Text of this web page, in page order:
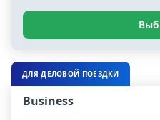
ДЛЯ ДЕЛОВОЙ ПОЕЗДКИ
Business